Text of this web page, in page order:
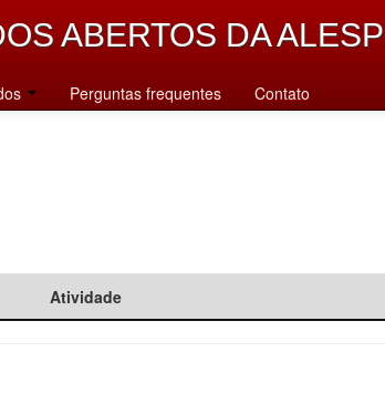
ABERTOS DA ALESP
Perguntas frequentes Contato
Atividade